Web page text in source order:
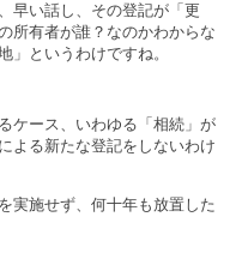
早い話し、その登記が「更
所有者が誰？なのかわからな
」というわけですね。
ケース、いわゆる「相続」が
よる新たな登記をしないわけ
実施せず、何十年も放置した